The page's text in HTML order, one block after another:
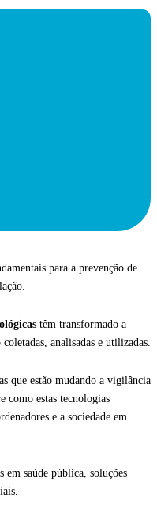
para a prevenção de
têm transformado a
analisadas e utilizadas.
que estão mudando a vigilância
como estas tecnologias
e a sociedade em
em saúde pública, soluções